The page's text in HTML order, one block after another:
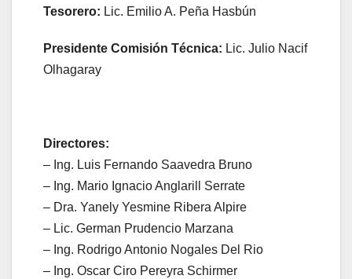
Tesorero: Lic. Emilio A. Peña Hasbún
Presidente Comisión Técnica: Lic. Julio Nacif
Olhagaray
Directores:
– Ing. Luis Fernando Saavedra Bruno
– Ing. Mario Ignacio Anglarill Serrate
– Dra. Yanely Yesmine Ribera Alpire
– Lic. German Prudencio Marzana
– Ing. Rodrigo Antonio Nogales Del Rio
– Ing. Oscar Ciro Pereyra Schirmer